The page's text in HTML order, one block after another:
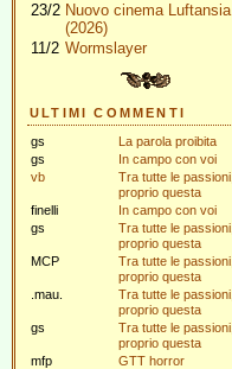
23/2 Nuovo cinema Luftansia
(2026)
11/2 Wormslayer
ULTIMI COMMENTI
gs
La parola proibita
gs
In campo con voi
vb
Tra tutte le passioni,
proprio questa
finelli
In campo con voi
gs
Tra tutte le passioni,
proprio questa
MCP
Tra tutte le passioni,
proprio questa
.mau.
Tra tutte le passioni,
proprio questa
gs
Tra tutte le passioni,
proprio questa
mfp
GTT horror